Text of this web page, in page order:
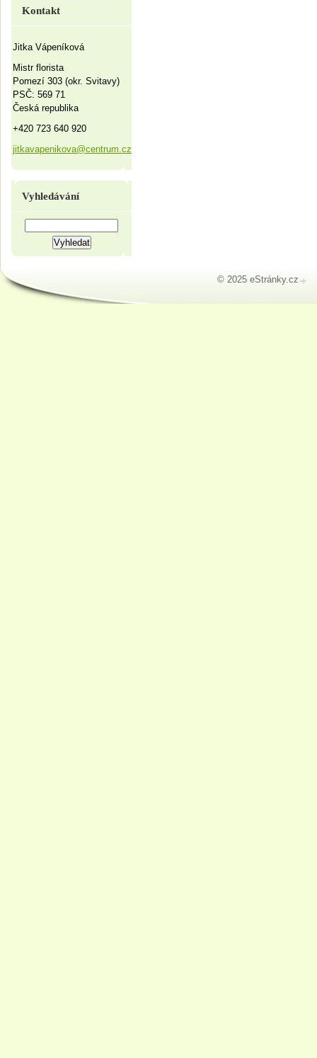
Kontakt
Jitka Vápeníková
Mistr florista
Pomezí 303 (okr. Svitavy)
PSČ: 569 71
Česká republika
+420 723 640 920
jitkavapenikova@centrum.cz
Vyhledávání
© 2025 eStránky.cz